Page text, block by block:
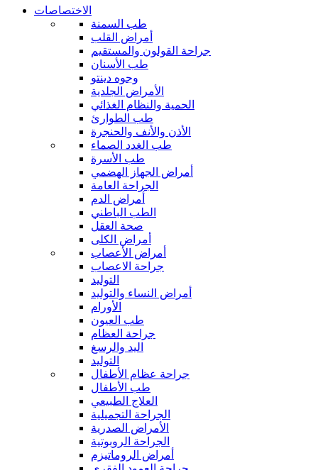
الاختصاصات
طب السمنة
أمراض القلب
جراحة القولون والمستقيم
طب الأسنان
وجوه دينتو
الأمراض الجلدية
الحمية والنظام الغذائي
طب الطوارئ
الأذن والأنف والحنجرة
طب الغدد الصماء
طب الأسرة
أمراض الجهاز الهضمي
الجراحة العامة
أمراض الدم
الطب الباطني
صحة العقل
أمراض الكلى
أمراض الأعصاب
جراحة الاعصاب
التوليد
أمراض النساء والتوليد
الأورام
طب العيون
جراحة العظام
اليد والرسغ
التوليد
جراحة عظام الأطفال
طب الأطفال
العلاج الطبيعي
الجراحة التجميلية
الأمراض الصدرية
الجراحة الروبوتية
أمراض الروماتيزم